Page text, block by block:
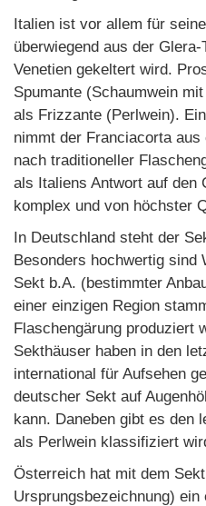
Italien ist vor allem für
überwiegend aus der
Venetien gekeltert wird.
Spumante (Schaumwein
als Frizzante (Perlwein).
nimmt der Franciacorta
nach traditioneller
als Italiens Antwort auf den
komplex und von höchster
In Deutschland steht der
Besonders hochwertig sind
Sekt b.A. (bestimmter
einer einzigen Region
Flaschengärung produziert
Sekthäuser haben in den
international für Aufsehen
deutscher Sekt auf
kann. Daneben gibt es den
als Perlwein klassifiziert
Österreich hat mit dem
Ursprungsbezeichnung)